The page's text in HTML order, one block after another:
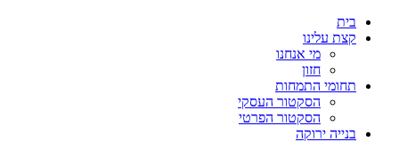
בית
קצת עלינו
מי אנחנו
חזון
תחומי התמחות
הסקטור העסקי
הסקטור הפרטי
בנייה ירוקה